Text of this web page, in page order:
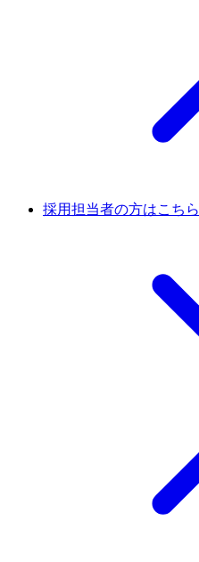
採用担当者の方はこちら